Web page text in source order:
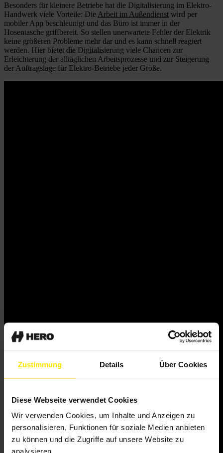
Zustimmung Details Über Cookies
Diese Webseite verwendet Cookies
Wir verwenden Cookies, um Inhalte und Anzeigen zu
personalisieren, Funktionen für soziale Medien anbieten
zu können und die Zugriffe auf unsere Website zu
analysieren.
Besonders für kleinere Betriebe hat die Digitalisierung im Elektro-
Handwerk viele Vorteile: Die Arbeit im Außendienst wird per
mobiler App beschleunigt und das Büro ist immer in der
Hosentasche griffbereit. So stellen unerwartete Fehler der Elektrik
keine größeren Probleme mehr dar und es kann schnell reagiert
werden. Hier bietet die Digitalisierung viele Chancen zur
Erleichterung der alltäglichen Arbeitsprozesse und zur Steigerung
der Auftragslage für Elektro-Betriebe jeder Größe.